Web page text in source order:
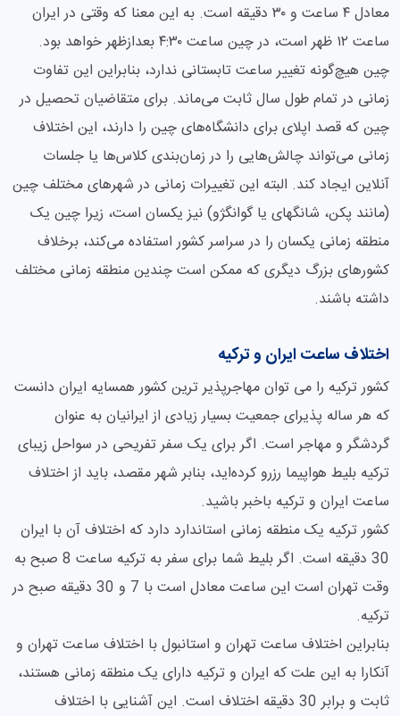
معادل ۴ ساعت و ۳۰ دقیقه است. به این معنا که وقتی در ایران
ساعت ۱۲ ظهر است، در چین ساعت ۴:۳۰ بعدازظهر خواهد بود.
چین هیچ‌گونه تغییر ساعت تابستانی ندارد، بنابراین این تفاوت
زمانی در تمام طول سال ثابت می‌ماند. برای متقاضیان تحصیل در
چین که قصد اپلای برای دانشگاه‌های چین را دارند، این اختلاف
زمانی می‌تواند چالش‌هایی را در زمان‌بندی کلاس‌ها یا جلسات
آنلاین ایجاد کند. البته این تغییرات زمانی در شهرهای مختلف چین
(مانند پکن، شانگهای یا گوانگژو) نیز یکسان است، زیرا چین یک
منطقه زمانی یکسان را در سراسر کشور استفاده می‌کند، برخلاف
کشورهای بزرگ دیگری که ممکن است چندین منطقه زمانی مختلف
داشته باشند.
اختلاف ساعت ایران و ترکیه
کشور ترکیه را می توان مهاجرپذیر ترین کشور همسایه ایران دانست
که هر ساله پذیرای جمعیت بسیار زیادی از ایرانیان به عنوان
گردشگر و مهاجر است. اگر برای یک سفر تفریحی در سواحل زیبای
ترکیه بلیط هواپیما رزرو کرده‌اید، بنابر شهر مقصد، باید از اختلاف
ساعت ایران و ترکیه باخبر باشید.
کشور ترکیه یک منطقه زمانی استاندارد دارد که اختلاف آن با ایران
30 دقیقه است. اگر بلیط شما برای سفر به ترکیه ساعت 8 صبح به
وقت تهران است این ساعت معادل است با 7 و 30 دقیقه صبح در
ترکیه.
بنابراین اختلاف ساعت تهران و استانبول با اختلاف ساعت تهران و
آنکارا به این علت که ایران و ترکیه دارای یک منطقه زمانی هستند،
ثابت و برابر 30 دقیقه اختلاف است. این آشنایی با اختلاف